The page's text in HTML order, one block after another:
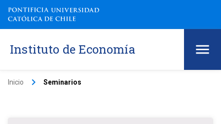
Instituto de Economía
Inicio keyboard_arrow_right Seminarios